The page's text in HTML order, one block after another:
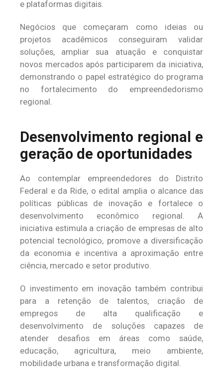
e plataformas digitais.
Negócios que começaram como ideias ou
projetos acadêmicos conseguiram validar
soluções, ampliar sua atuação e conquistar
novos mercados após participarem da iniciativa,
demonstrando o papel estratégico do programa
no fortalecimento do empreendedorismo
regional.
Desenvolvimento regional e
geração de oportunidades
Ao contemplar empreendedores do Distrito
Federal e da Ride, o edital amplia o alcance das
políticas públicas de inovação e fortalece o
desenvolvimento econômico regional. A
iniciativa estimula a criação de empresas de alto
potencial tecnológico, promove a diversificação
da economia e incentiva a aproximação entre
ciência, mercado e setor produtivo.
O investimento em inovação também contribui
para a retenção de talentos, criação de
empregos de alta qualificação e
desenvolvimento de soluções capazes de
atender desafios em áreas como saúde,
educação, agricultura, meio ambiente,
mobilidade urbana e transformação digital.